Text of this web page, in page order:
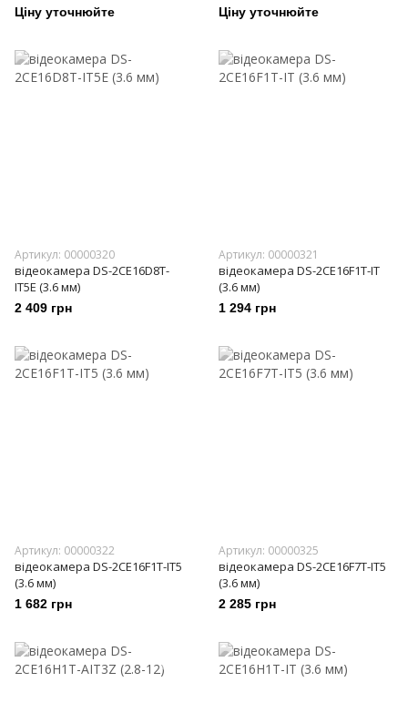
Ціну уточнюйте Ціну уточнюйте
Артикул: 00000320
відеокамера DS-2CE16D8T-
IT5E (3.6 мм)
2 409 грн
Артикул: 00000321
відеокамера DS-2CE16F1T-IT
(3.6 мм)
1 294 грн
Артикул: 00000322
відеокамера DS-2CE16F1T-IT5
(3.6 мм)
1 682 грн
Артикул: 00000325
відеокамера DS-2CE16F7T-IT5
(3.6 мм)
2 285 грн